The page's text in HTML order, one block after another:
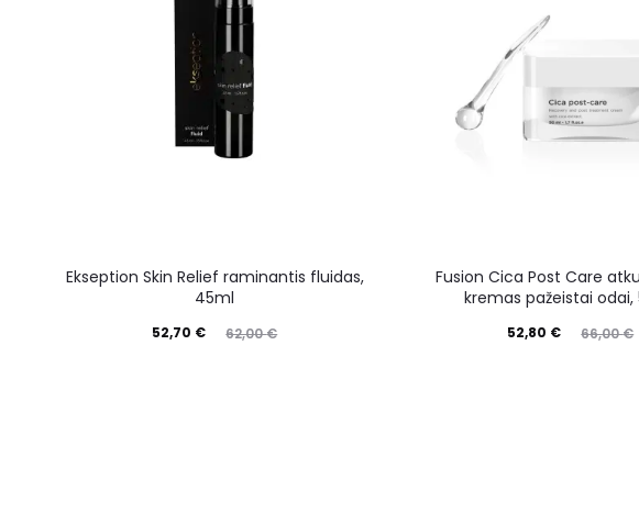
Ekseption Skin Relief raminantis fluidas,
45ml
62,00€
52,70 €
Fusion Cica Post Care
kremas pažeistai
66,00€
52,80 €